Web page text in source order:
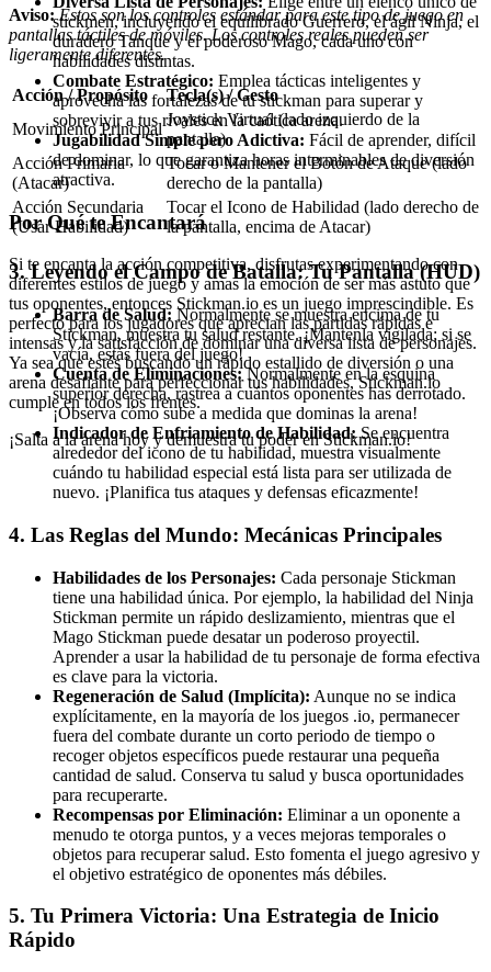
stickmen, incluyendo el equilibrado Guerrero, el ágil Ninja, el
duradero Tanque y el poderoso Mago, cada uno con
habilidades distintas.
Combate Estratégico: Emplea tácticas inteligentes y
aprovecha las fortalezas de tu stickman para superar y
sobrevivir a tus rivales en la caótica arena.
Jugabilidad Simple pero Adictiva: Fácil de aprender, difícil
de dominar, lo que garantiza horas interminables de diversión
atractiva.
Por Qué te Encantará
Si te encanta la acción competitiva, disfrutas experimentando con
diferentes estilos de juego y amas la emoción de ser más astuto que
tus oponentes, entonces Stickman.io es un juego imprescindible. Es
perfecto para los jugadores que aprecian las partidas rápidas e
intensas y la satisfacción de dominar una diversa lista de personajes.
Ya sea que estés buscando un rápido estallido de diversión o una
arena desafiante para perfeccionar tus habilidades, Stickman.io
cumple en todos los frentes.
¡Salta a la arena hoy y demuestra tu poder en Stickman.io!
Aviso: Estos son los controles estándar para este tipo de juego en
pantallas táctiles de móviles. Los controles reales pueden ser
ligeramente diferentes.
Acción / Propósito
Tecla(s) / Gesto
Movimiento Principal
Joystick Virtual (lado izquierdo de la
pantalla)
Acción Primaria
(Atacar)
Tocar o Mantener el Botón de Ataque (lado
derecho de la pantalla)
Acción Secundaria
(Usar Habilidad)
Tocar el Icono de Habilidad (lado derecho de
la pantalla, encima de Atacar)
3. Leyendo el Campo de Batalla: Tu Pantalla (HUD)
Barra de Salud: Normalmente se muestra encima de tu
Stickman, muestra tu salud restante. ¡Mantenla vigilada; si se
vacía, estás fuera del juego!
Cuenta de Eliminaciones:Normalmente en la esquina
superior derecha, rastrea a cuántos oponentes has derrotado.
¡Observa cómo sube a medida que dominas la arena!
Indicador de Enfriamiento de Habilidad:Se encuentra
alrededor del icono de tu habilidad, muestra visualmente
cuándo tu habilidad especial está lista para ser utilizada de
nuevo. ¡Planifica tus ataques y defensas eficazmente!
4. Las Reglas del Mundo: Mecánicas Principales
Habilidades de los Personajes: Cada personaje Stickman
tiene una habilidad única. Por ejemplo, la habilidad del Ninja
Stickman permite un rápido deslizamiento, mientras que el
Mago Stickman puede desatar un poderoso proyectil.
Aprender a usar la habilidad de tu personaje de forma efectiva
es clave para la victoria.
Regeneración de Salud (Implícita): Aunque no se indica
explícitamente, en la mayoría de los juegos .io, permanecer
fuera del combate durante un corto periodo de tiempo o
recoger objetos específicos puede restaurar una pequeña
cantidad de salud. Conserva tu salud y busca oportunidades
para recuperarte.
Recompensas por Eliminación: Eliminar a un oponente a
menudo te otorga puntos, y a veces mejoras temporales o
objetos para recuperar salud. Esto fomenta el juego agresivo y
el objetivo estratégico de oponentes más débiles.
5. Tu Primera Victoria: Una Estrategia de Inicio
Rápido